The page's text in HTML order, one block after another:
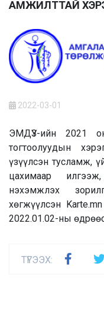
АМЖИЛТТАЙ
2022-03-01
ЭМДҮЗ-ийн 2021
тогтоолуудын
үзүүлсэн тусламж,
цахимаар илгээж,
нэхэмжлэх
хөгжүүлсэн
2022.01.02-ны
ТҮГЭЭХ: